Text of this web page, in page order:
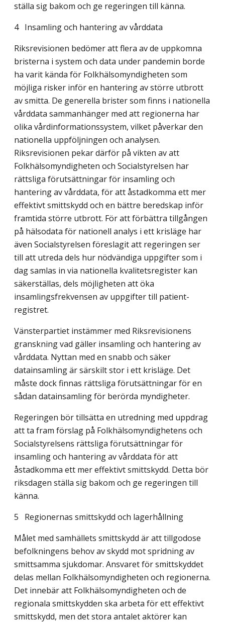
ställa sig bakom och ge regeringen till känna.
4 Insamling och hantering av vårddata
Riksrevisionen bedömer att flera av de uppkomna
bristerna i system och data under pandemin borde
ha varit kända för Folkhälsomyndigheten som
möjliga risker inför en hantering av större utbrott
av smitta. De generella brister som finns i nationella
vårddata sammanhänger med att regionerna har
olika vårdinformationssystem, vilket påverkar den
nationella uppföljningen och analysen.
Riksrevisionen pekar därför på vikten av att
Folkhälsomyndigheten och Socialstyrelsen har
rättsliga förutsättningar för insamling och
hantering av vårddata, för att åstadkomma ett mer
effektivt smittskydd och en bättre beredskap inför
framtida större utbrott. För att förbättra tillgången
på hälsodata för nationell analys i ett krisläge har
även Socialstyrelsen föreslagit att regeringen ser
till att utreda dels hur nödvändiga uppgifter som i
dag samlas in via nationella kvalitetsregister kan
säkerställas, dels möjligheten att öka
insamlingsfrekvensen av uppgifter till patient­
registret.
Vänsterpartiet instämmer med Riksrevisionens
granskning vad gäller insamling och hantering av
vårddata. Nyttan med en snabb och säker
datainsamling är särskilt stor i ett krisläge. Det
måste dock finnas rättsliga förutsättningar för en
sådan datainsamling för berörda myndigheter.
Regeringen bör tillsätta en utredning med uppdrag
att ta fram förslag på Folkhälso­myndighetens och
Socialstyrelsens rättsliga förutsättningar för
insamling och hantering av vårddata för att
åstadkomma ett mer effektivt smittskydd. Detta bör
riksdagen ställa sig bakom och ge regeringen till
känna.
5 Regionernas smittskydd och lagerhållning
Målet med samhällets smittskydd är att tillgodose
befolkningens behov av skydd mot spridning av
smittsamma sjukdomar. Ansvaret för smittskyddet
delas mellan Folkhälso­myndigheten och regionerna.
Det innebär att Folkhälsomyndigheten och de
regionala smittskydden ska arbeta för ett effektivt
smittskydd, men det stora antalet aktörer kan